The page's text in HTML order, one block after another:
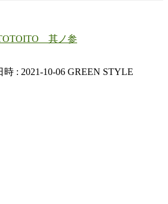
其ノ参
時 : 2021-10-06 GREEN STYLE